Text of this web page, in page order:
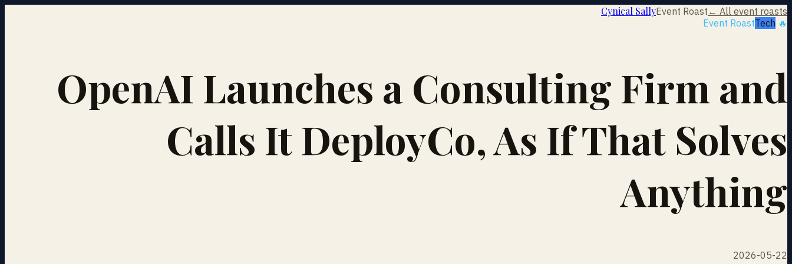
Cynical SallyEvent Roast ← All event roasts
🔥 Event Roast
Tech
OpenAI Launches a Consulting Firm and
Calls It DeployCo, As If That Solves
Anything
2026-05-22